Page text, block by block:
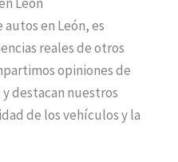
León
en León, es
reales de otros
opiniones de
destacan nuestros
de los vehículos y la